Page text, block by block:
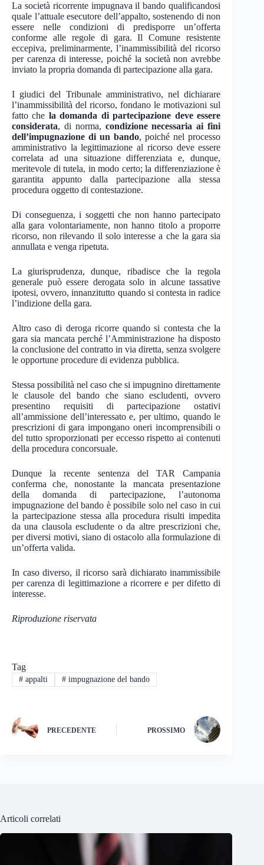
La società ricorrente impugnava il bando qualificandosi
quale l’attuale esecutore dell’appalto, sostenendo di non
essere nelle condizioni di predisporre un’offerta
conforme alle regole di gara. Il Comune resistente
eccepiva, preliminarmente, l’inammissibilità del ricorso
per carenza di interesse, poiché la società non avrebbe
inviato la propria domanda di partecipazione alla gara.
I giudici del Tribunale amministrativo, nel dichiarare
l’inammissibilità del ricorso, fondano le motivazioni sul
fatto che la domanda di partecipazione deve essere
considerata, di norma, condizione necessaria ai fini
dell’impugnazione di un bando, poiché nel processo
amministrativo la legittimazione al ricorso deve essere
correlata ad una situazione differenziata e, dunque,
meritevole di tutela, in modo certo; la differenziazione è
garantita appunto dalla partecipazione alla stessa
procedura oggetto di contestazione.
Di conseguenza, i soggetti che non hanno partecipato
alla gara volontariamente, non hanno titolo a proporre
ricorso, non rilevando il solo interesse a che la gara sia
annullata e venga ripetuta.
La giurisprudenza, dunque, ribadisce che la regola
generale può essere derogata solo in alcune tassative
ipotesi, ovvero, innanzitutto quando si contesta in radice
l’indizione della gara.
Altro caso di deroga ricorre quando si contesta che la
gara sia mancata perché l’Amministrazione ha disposto
la conclusione del contratto in via diretta, senza svolgere
le opportune procedure di evidenza pubblica.
Stessa possibilità nel caso che si impugnino direttamente
le clausole del bando che siano escludenti, ovvero
presentino requisiti di partecipazione ostativi
all’ammissione dell’interessato e, per ultimo, quando le
prescrizioni di gara impongano oneri incomprensibili o
del tutto sproporzionati per eccesso rispetto ai contenuti
della procedura concorsuale.
Dunque la recente sentenza del TAR Campania
conferma che, nonostante la mancata presentazione
della domanda di partecipazione, l’autonoma
impugnazione del bando è possibile solo nel caso in cui
la partecipazione stessa alla procedura risulti impedita
da una clausola escludente o da altre prescrizioni che,
per diversi motivi, siano di ostacolo alla formulazione di
un’offerta valida.
In caso diverso, il ricorso sarà dichiarato inammissibile
per carenza di legittimazione a ricorrere e per difetto di
interesse.
Riproduzione riservata
Tag
#appalti #impugnazione del bando
PRECEDENTE PROSSIMO
Articoli correlati